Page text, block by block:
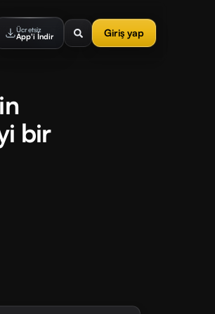
Ücretsiz
App'i İndir Giriş yap
bir